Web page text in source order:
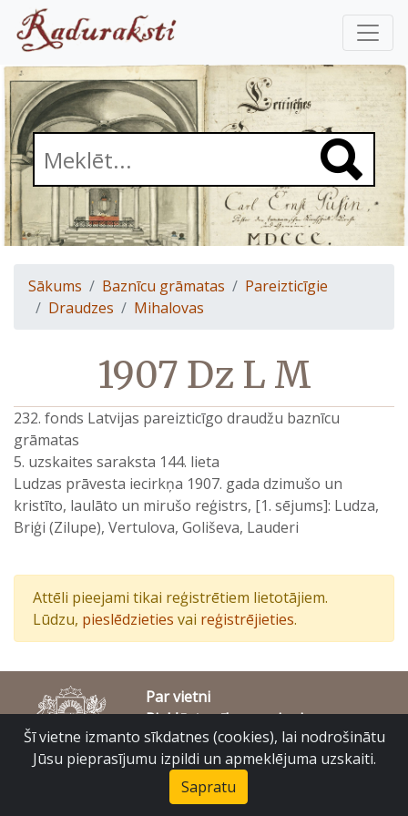
Sākums Baznīcu grāmatas
Pareizticīgie
Draudzes
Mihalovas
1907 Dz L M
232. fonds Latvijas pareizticīgo draudžu baznīcu
grāmatas
5. uzskaites saraksta 144. lieta
Ludzas prāvesta iecirkņa 1907. gada dzimušo un
kristīto, laulāto un mirušo reģistrs, [1. sējums]: Ludza,
Briģi (Zilupe), Vertulova, Goliševa, Lauderi
Attēli pieejami tikai reģistrētiem lietotājiem.
Lūdzu, pieslēdzieties vai reģistrējieties.
Par vietni
Piekļūstamības paziņojums
© Latvijas Valsts vēstures arhīvs 2007-2026
Slokas iela 16, Rīga, LV – 1048
raduraksti@arhivi.gov.lv
Šī vietne izmanto sīkdatnes (cookies), lai nodrošinātu
Jūsu pieprasījumu izpildi un apmeklējuma uzskaiti.
Sapratu